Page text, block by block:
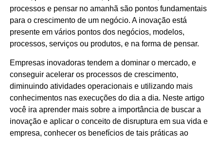
processos e pensar no amanhã são pontos fundamentais
para o crescimento de um negócio. A inovação está
presente em vários pontos dos negócios, modelos,
processos, serviços ou produtos, e na forma de pensar.
Empresas inovadoras tendem a dominar o mercado, e
conseguir acelerar os processos de crescimento,
diminuindo atividades operacionais e utilizando mais
conhecimentos nas execuções do dia a dia. Neste artigo
você ira aprender mais sobre a importância de buscar a
inovação e aplicar o conceito de disruptura em sua vida e
empresa, conhecer os benefícios de tais práticas ao